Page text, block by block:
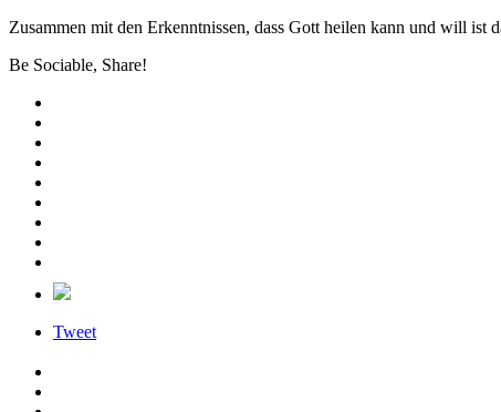
Zusammen mit den Erkenntnissen, dass Gott heilen kann und will ist
Be Sociable, Share!
Tweet